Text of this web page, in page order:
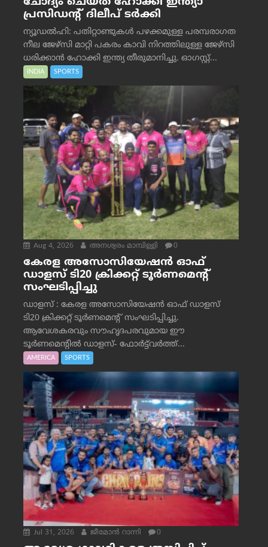
പ്രസിഡന്റ് ദിലീപ് ടര്‍ക്കി
ന്യൂഡൽഹി: പതിറ്റാണ്ടുകൾ പഴക്കമുള്ള പരമ്പരാഗത
നീല ജേഴ്‌സി മാറ്റി പകരം കാവി നിറത്തിലുള്ള ജേഴ്‌സി
ധരിക്കാൻ ഹോക്കി ഇന്ത്യ തീരുമാനിച്ചു. ഓഗസ്റ്റ്...
INDIA SPORTS
Aug 4, 2026 അനശ്വരം മാമ്പിള്ളി 0
കേരള അസോസിയേഷൻ ഓഫ്
ഡാളസ് ടി20 ക്രിക്കറ്റ് ടൂർണമെന്റ്
സംഘടിപ്പിച്ചു
ഡാളസ് : കേരള അസോസിയേഷൻ ഓഫ് ഡാളസ്
ടി20 ക്രിക്കറ്റ് ടൂർണമെന്റ് സംഘടിപ്പിച്ചു.
ആവേശകരവും സൗഹൃദപരവുമായ ഈ
ടൂർണമെന്റിൽ ഡാളസ്- ഫോർട്ട്‌വര്‍ത്ത്...
AMERICA SPORTS
Jul 31, 2026 ജീമോന്‍ റാന്നി 0